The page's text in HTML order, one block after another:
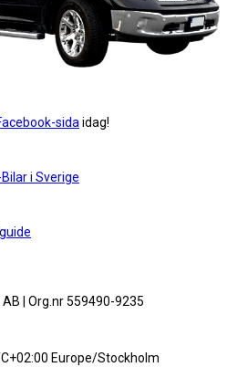
sida idag!
| Org.nr 559490-9235
Europe/Stockholm